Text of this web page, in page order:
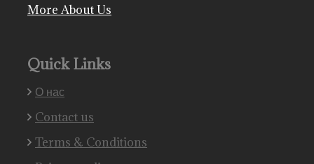
More About Us
Quick Links
О нас
Contact us
Terms & Conditions